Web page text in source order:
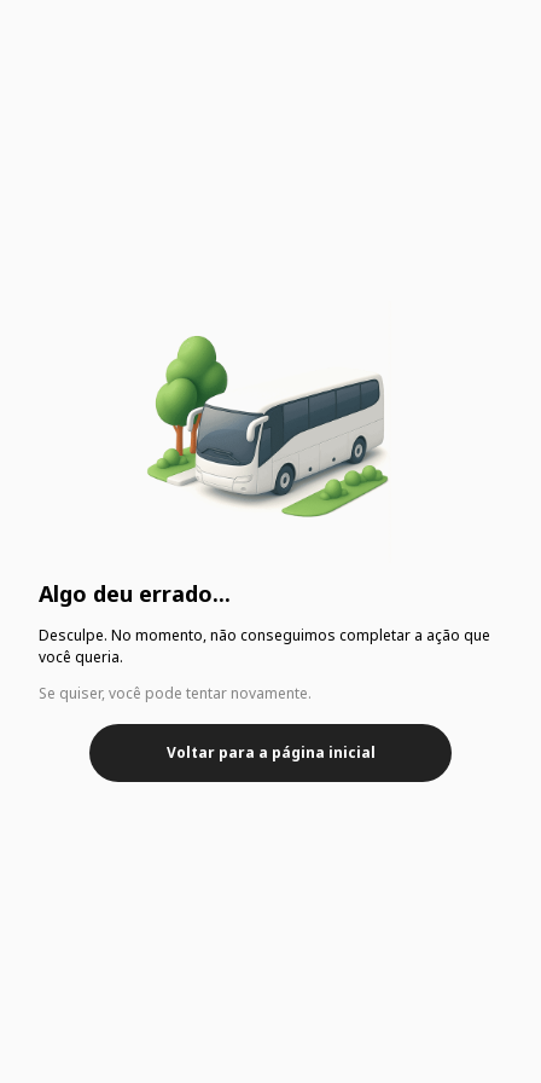
Algo deu errado...
Desculpe. No momento, não conseguimos completar a ação que
você queria.
Se quiser, você pode tentar novamente.
Voltar para a página inicial